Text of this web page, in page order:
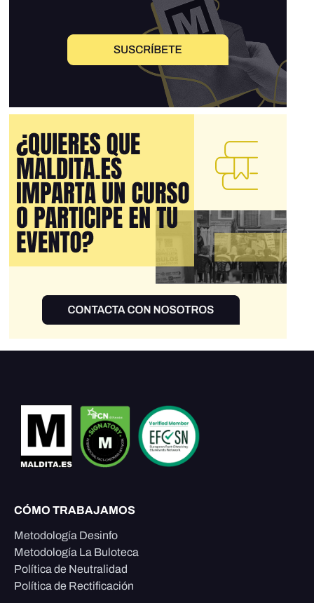
CÓMO TRABAJAMOS
Metodología Desinfo
Metodología La Buloteca
Política de Neutralidad
Política de Rectificación